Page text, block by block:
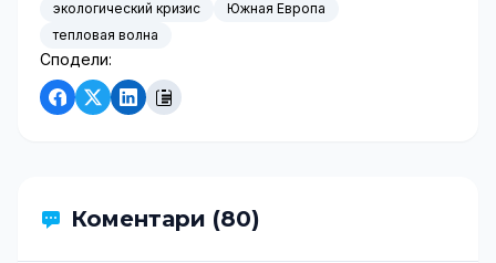
экологический кризис
Южная Европа
тепловая волна
Сподели:
Коментари (80)